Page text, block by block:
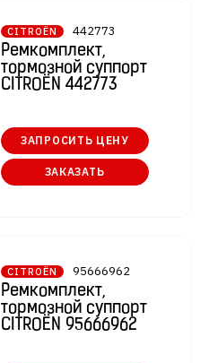
CITROËN 442773
Ремкомплект,
тормозной суппорт
CITROËN 442773
ЗАПРОСИТЬ ЦЕНУ
ЗАКАЗАТЬ
CITROËN 95666962
Ремкомплект,
тормозной суппорт
CITROËN 95666962